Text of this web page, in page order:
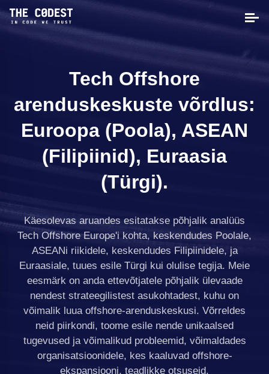
Tech Offshore
arenduskeskuste võrdlus:
Euroopa (Poola), ASEAN
(Filipiinid), Euraasia
(Türgi).
Käesolevas aruandes esitatakse põhjalik analüüs
Tech Offshore Europe'i kohta, keskendudes Poolale,
ASEANi riikidele, keskendudes Filipiinidele, ja
Euraasiale, tuues esile Türgi kui olulise tegija. Meie
eesmärk on anda ettevõtjatele põhjalik ülevaade
nendest strateegilistest asukohtadest, kuhu on
võimalik luua offshore-arenduskeskusi. Võrreldes
neid piirkondi, toome esile nende unikaalsed
tugevused ja võimalikud probleemid, võimaldades
organisatsioonidele, kes kaaluvad offshore-
ekspansiooni, teadlikke otsuseid.